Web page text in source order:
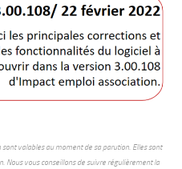
valables au moment de sa parution. Elles sont
Nous vous conseillons de suivre régulièrement la